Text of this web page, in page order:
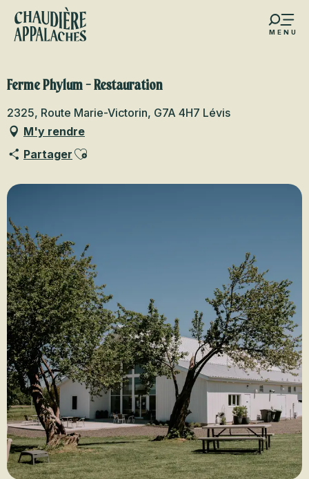
Aller
contenu
MENU
favoris
Ferme Phylum - Restauration
2325, Route Marie-Victorin, G7A 4H7 Lévis
M'y rendre
Partager Ajouter aux favoris